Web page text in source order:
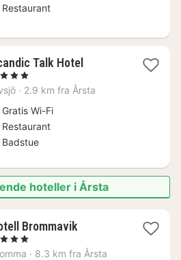
Restaurant
Talk Hotel1
fra
· 2.9 km fra Årsta
Gratis Wi-Fi
Restaurant
Badstue
hoteller i Årsta
Brommavik2
fra
· 8.3 km fra Årsta